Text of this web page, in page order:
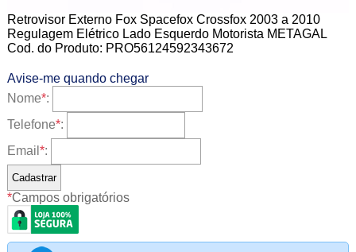
Retrovisor Externo Fox Spacefox Crossfox 2003 a 2010
Regulagem Elétrico Lado Esquerdo Motorista METAGAL
Cod. do Produto: PRO56124592343672
Avise-me quando chegar
Nome*:
Telefone*:
Email *:
*Campos obrigatórios